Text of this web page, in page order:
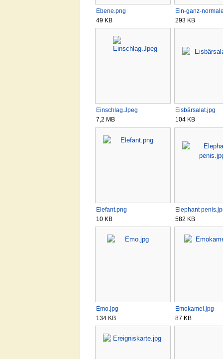
Ebene.png
49 KB
Ein-ganz-
293 KB
Einschlag.Jpeg
7,2 MB
Eisbärsalat.jpg
104 KB
Elefant.png
10 KB
Elephant
582 KB
Emo.jpg
134 KB
Emokamel.jpg
87 KB